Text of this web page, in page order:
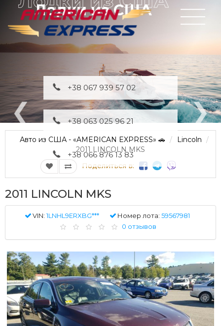
Лодки из США
+38 067 939 57 02
+38 063 025 96 21
+38 066 876 13 83
Авто из США - «AMERICAN EXPRESS» 🚗
Lincoln
2011 LINCOLN MKS
Поделиться в:
2011 LINCOLN MKS
VIN:1LNHL9ERXBG*** Номер лота: 59567981
0 отзывов